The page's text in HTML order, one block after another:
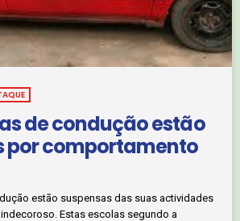
de condução estão
por comportamento
estão suspensas das suas actividades
Estas escolas segundo a